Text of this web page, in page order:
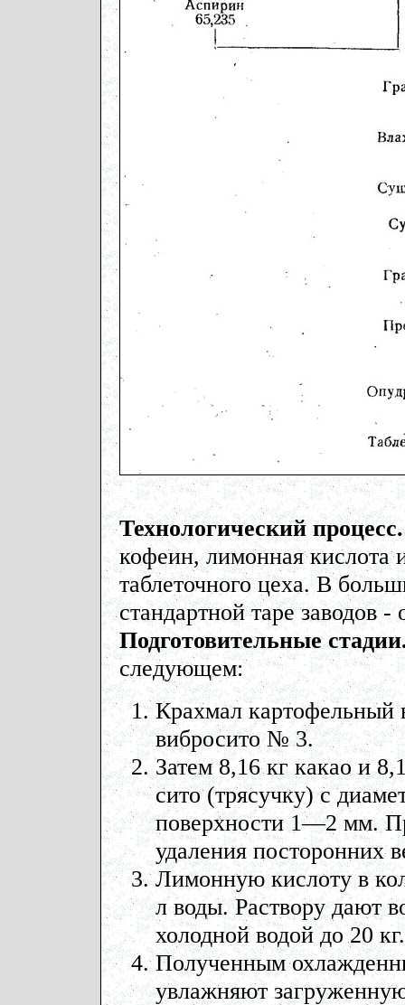
Технологический процесс.
кофеин, лимонная кислота
таблеточного цеха. В
стандартной таре заводов -
Подготовительные
следующем:
Крахмал картофельный
вибро­сито № 3.
Затем 8,16 кг какао и
сито (трясучку) с
поверхности 1—2 мм.
удаления посторонних
Лимонную кислоту в
л воды. Раствору дают
холодной водой до 20 кг.
Полученным
увлажняют